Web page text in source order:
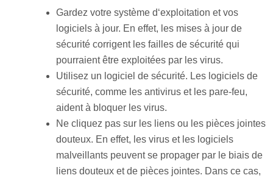
Gardez votre système d‘expl oitation etvos
logiciels à jour. En effet, les mises à jour de
sécurité corrigentles failles de sécurité qui
pourraientêtre exploitées par les virus.
Util isez un logiciel de sécurité. Les logiciels de
sécurité, comme les antivirus etles pare-feu,
aidentà bloquer les virus.
Ne cl iquez pas sur les liens ou les pièces jointes
douteux. En effet, les virus etles logiciels
mal veill ants peuventse propager par le biais de
liens douteux etde pièces jointes. Dans ce cas,